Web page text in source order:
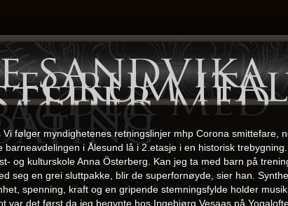
sandvika
forummed
følger myndighetenes retningslinjer mhp Corona smittefare,
i Ålesund lå i 2.etasje i en historisk
og kulturskole Anna Österberg. Kan jeg ta med barn på
seg en grei sluttpakke, blir de superfornøyde, sier han.
spenning, kraft og en gripende stemningsfylde holder
det først da jeg begynte hos Ingebjørg Vesaas på